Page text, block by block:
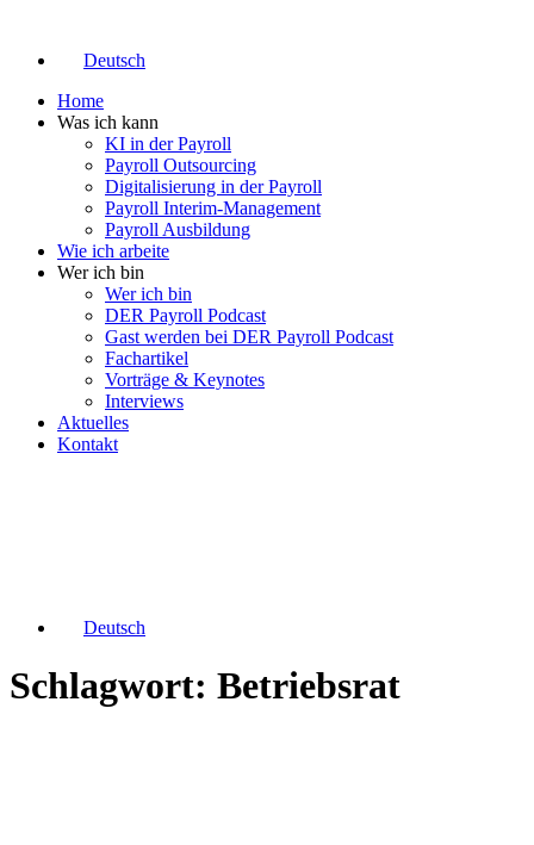
Deutsch
Home
Was ich kann
KI in der Payroll
Payroll Outsourcing
Digitalisierung in der Payroll
Payroll Interim-Management
Payroll Ausbildung
Wie ich arbeite
Wer ich bin
Wer ich bin
DER Payroll Podcast
Gast werden bei DER Payroll Podcast
Fachartikel
Vorträge & Keynotes
Interviews
Aktuelles
Kontakt
Deutsch
Schlagwort: Betriebsrat